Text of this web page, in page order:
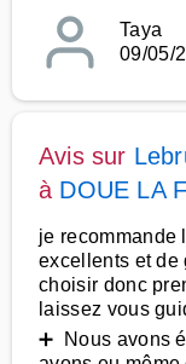
Taya
09/05/
Avis sur
à DOUE LA
je recommande
excellents et de
choisir donc
laissez vous
➕ Nous avons